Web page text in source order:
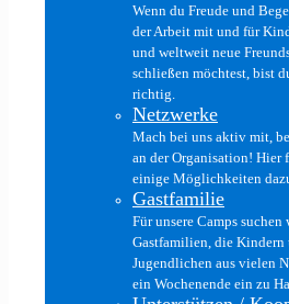
Wenn du Freude und
der Arbeit mit und für
und weltweit neue
schließen möchtest, bist
richtig.
Netzwerke
Mach bei uns aktiv mit,
an der Organisation! Hier
einige Möglichkeiten
Gastfamilie
Für unsere Camps suchen
Gastfamilien, die Kindern
Jugendlichen aus vielen
ein Wochenende ein zu